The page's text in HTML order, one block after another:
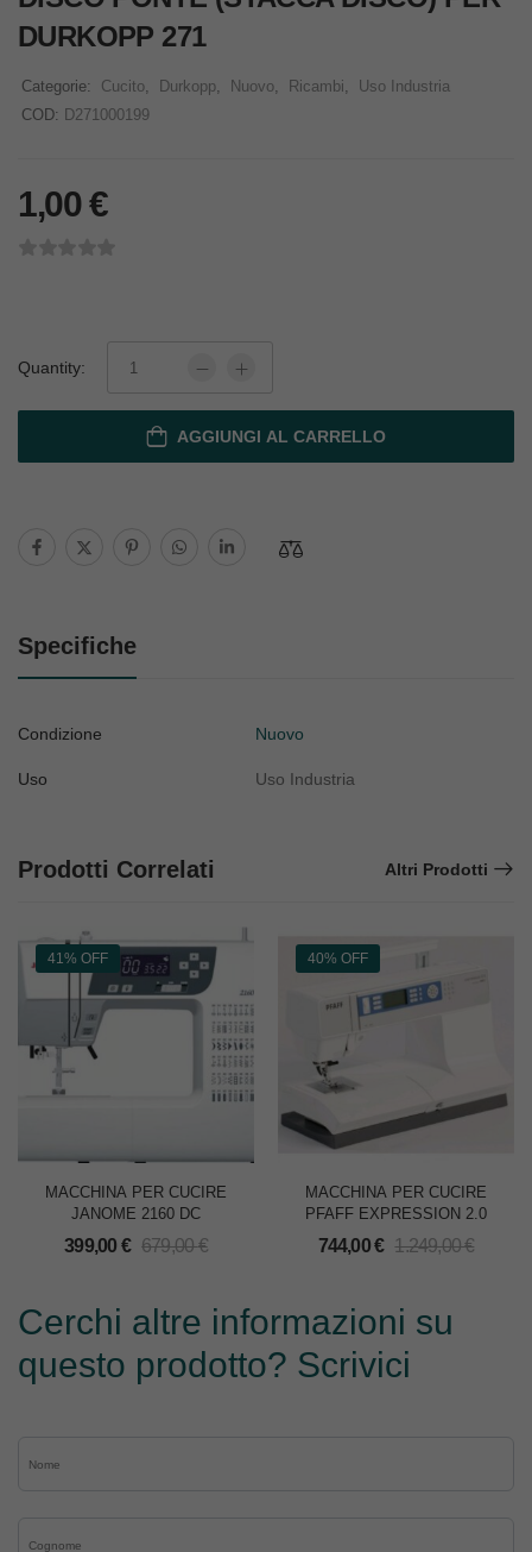
DURKOPP 271
Categorie: Cucito, Durkopp, Nuovo, Ricambi,
Uso Industria
COD: D271000199
1,00€
Quantity:
AGGIUNGI AL CARRELLO
Specifiche
Condizione Nuovo
Uso Uso Industria
Prodotti Correlati Altri Prodotti
41% OFF
MACCHINA PER CUCIRE
JANOME 2160 DC
399,00 € 679,00€
40% OFF
MACCHINA PER CUCIRE
PFAFF EXPRESSION 2.0
744,00€ 1.249,00€
Cerchi altre informazioni su
questo prodotto? Scrivici